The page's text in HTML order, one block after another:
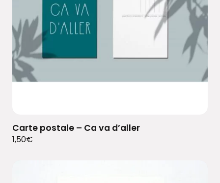
Carte postale – Ca va d’aller
1,50€